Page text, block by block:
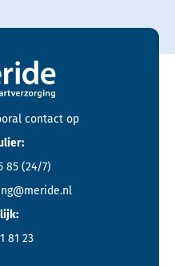
Meride
contact op
85 (24/7)
81 23